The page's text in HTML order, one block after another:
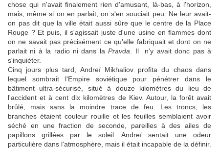
chose qui n'avait finalement rien d'amusant, là-bas, à l'horizon,
mais, même si on en parlait, on s'en souciait peu. Ne leur avait-
on pas dit que la ville était aussi sûre que le centre de la Place
Rouge ? Et puis, il s'agissait juste d'une usine en flammes dont
on ne savait pas précisément ce qu'elle fabriquait et dont on ne
parlait ni à la radio ni dans laPravda . Il n'y avait donc pas à
s'inquiéter.
Cinq jours plus tard, Andreï Mikhaliov profita du chaos dans
lequel sombrait l'Empire soviétique pour pénétrer dans le
bâtiment ultra-sécurisé, situé à douze kilomètres du lieu de
l'accident et à cent dix kilomètres de Kiev. Autour, la forêt avait
brûlé, mais sans la moindre trace de feu. Les troncs, les
branches étaient couleur rouille et les feuilles semblaient avoir
séché en une fraction de seconde, pareilles à des ailes de
papillons grillées par le soleil. Andreï sentait une odeur
particulière dans l'atmosphère, mais il était incapable de la définir.